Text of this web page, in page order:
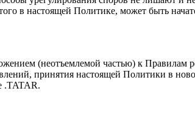
в настоящей Политике, может быть
(неотъемлемой частью) к
принятия настоящей Политики в
.TATAR.